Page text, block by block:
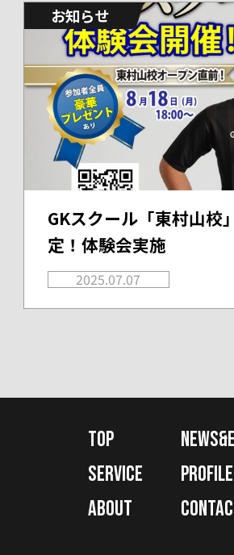
お知らせ
GKスクール「東村山校
定！体験会実施
2025.07.07
TOP
SERVICE
PROFILE
ABOUT